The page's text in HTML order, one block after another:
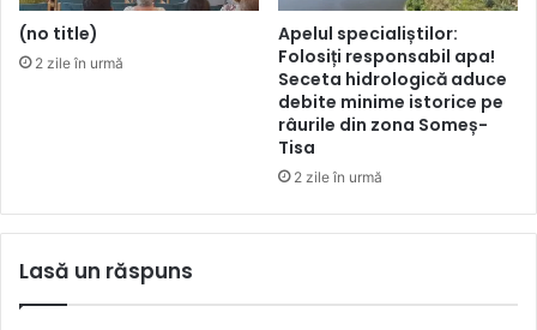
(no title)
2 zile în urmă
Apelul specialiștilor:
Folosiți responsabil apa!
Seceta hidrologică aduce
debite minime istorice pe
râurile din zona Someș-
Tisa
2 zile în urmă
Lasă un răspuns